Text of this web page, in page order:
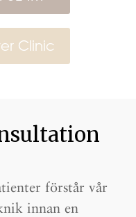
Clinic
förstår vår
innan en